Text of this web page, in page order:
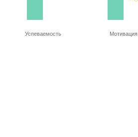
Успеваемость Мотивация